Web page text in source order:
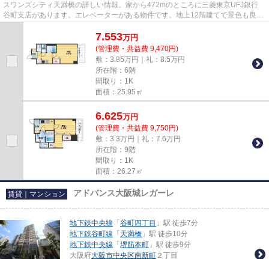
スワンズシティ天満橋の詳しい情報。家から472mのところに三菱東京UFJ銀行
谷町支店があります。エレベーターがある物件です。地上12階建てで景色も良
7.553万円
(管理費・共益費 9,470円)
敷：3.85万円｜礼：8.5万円
所在階：6階
間取り：1K
面積：25.95㎡
6.625万円
(管理費・共益費 9,750円)
敷：3.3万円｜礼：7.6万円
所在階：9階
間取り：1K
面積：26.27㎡
賃貸｜マンション アドバンス大阪城レガーレ
地下鉄中央線 「 谷町四丁目 」駅 徒歩7分
地下鉄谷町線 「 天満橋 」駅 徒歩10分
地下鉄中央線 「 堺筋本町 」駅 徒歩9分
大阪府大阪市中央区南新町 ２丁目